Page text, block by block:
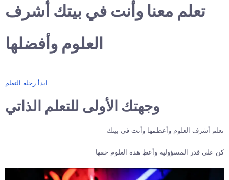
تعلم معنا وأنت في بيتك أشرف
العلوم وأفضلها
ابدأ رحلة التعلم
وجهتك الأولى للتعلم الذاتي
تعلم أشرف العلوم وأعظمها وأنت في بيتك
كن على قدر المسؤولية وأعطِ هذه العلوم حقها